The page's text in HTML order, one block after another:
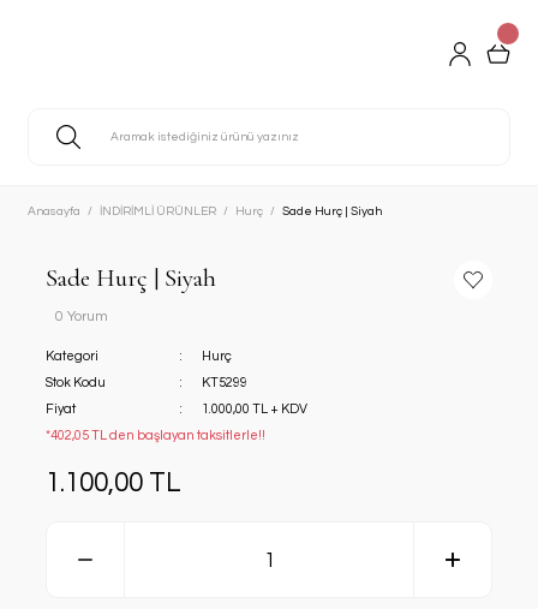
Anasayfa İNDİRİMLİ ÜRÜNLER Hurç Sade Hurç | Siyah
Sade Hurç | Siyah
0 Yorum
Kategori
Hurç
Stok Kodu
KT5299
Fiyat
1.000,00 TL + KDV
*402,05 TL den başlayan taksitlerle!!
1.100,00 TL